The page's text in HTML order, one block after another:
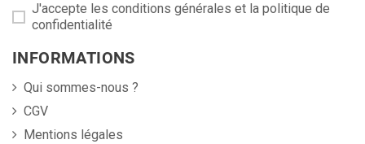
J'accepte les conditions générales et la politique de
confidentialité
INFORMATIONS
Qui sommes-nous ?
CGV
Mentions légales